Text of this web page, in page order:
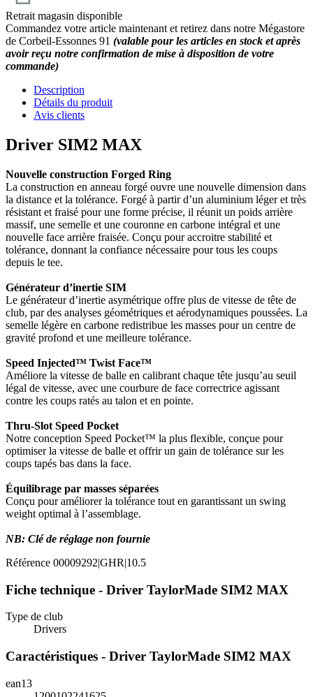
Retrait magasin disponible
Commandez votre article maintenant et retirez dans notre Mégastore
de Corbeil-Essonnes 91 (valable pour les articles en stock et après
avoir reçu notre confirmation de mise à disposition de votre
commande)
Description
Détails du produit
Avis clients
Driver SIM2 MAX
Nouvelle construction Forged Ring
La construction en anneau forgé ouvre une nouvelle dimension dans
la distance et la tolérance. Forgé à partir d’un aluminium léger et très
résistant et fraisé pour une forme précise, il réunit un poids arrière
massif, une semelle et une couronne en carbone intégral et une
nouvelle face arrière fraisée. Conçu pour accroitre stabilité et
tolérance, donnant la confiance nécessaire pour tous les coups
depuis le tee.
Générateur d’inertie SIM
Le générateur d’inertie asymétrique offre plus de vitesse de tête de
club, par des analyses géométriques et aérodynamiques poussées. La
semelle légère en carbone redistribue les masses pour un centre de
gravité profond et une meilleure tolérance.
Speed Injected™ Twist Face™
Améliore la vitesse de balle en calibrant chaque tête jusqu’au seuil
légal de vitesse, avec une courbure de face correctrice agissant
contre les coups ratés au talon et en pointe.
Thru-Slot Speed Pocket
Notre conception Speed Pocket™ la plus flexible, conçue pour
optimiser la vitesse de balle et offrir un gain de tolérance sur les
coups tapés bas dans la face.
Équilibrage par masses séparées
Conçu pour améliorer la tolérance tout en garantissant un swing
weight optimal à l’assemblage.
NB: Clé de réglage non fournie
Référence 00009292|GHR|10.5
Fiche technique - Driver TaylorMade SIM2 MAX
Type de club
Drivers
Caractéristiques - Driver TaylorMade SIM2 MAX
ean13